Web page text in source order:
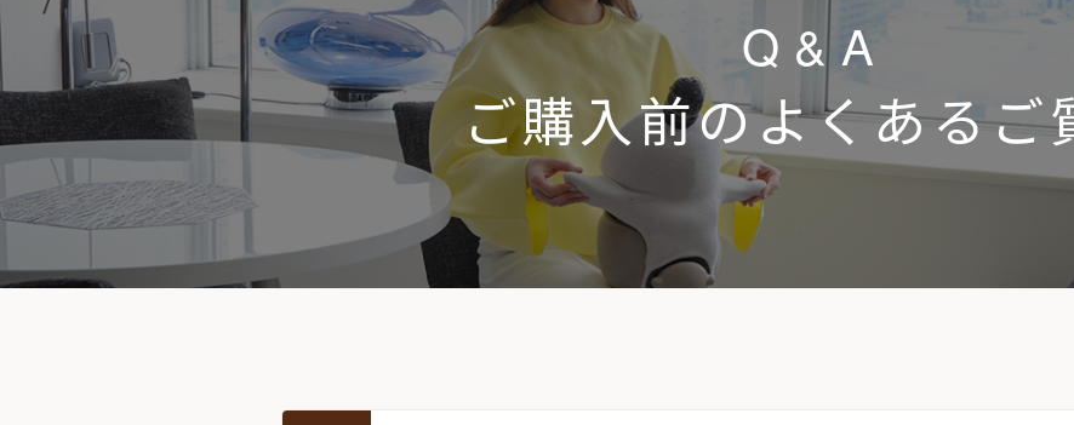
最新モデル
LOVOT 3.0
LOVOT 3.0について詳しく
LOVOTのテクノロジー
開発者の想い
LOVOTの歩みと未来
LOVOTオーナーの声
LOVOTのアフターサービス
公式ウェア
価格・暮らしの費用を詳しく
ペットとして
大切な方への贈りものとして
実証実験
15分の触れ合いでストレス低減
お迎えする
LOVOT ストア
LIVE配信
LOVOTオーナーの方へ
お役立ちガイド
Q&A
ご購入前のよくあるご